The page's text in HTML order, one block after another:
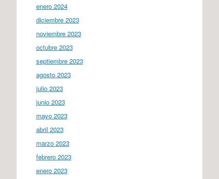
enero 2024
diciembre 2023
noviembre 2023
octubre 2023
septiembre 2023
agosto 2023
julio 2023
junio 2023
mayo 2023
abril 2023
marzo 2023
febrero 2023
enero 2023